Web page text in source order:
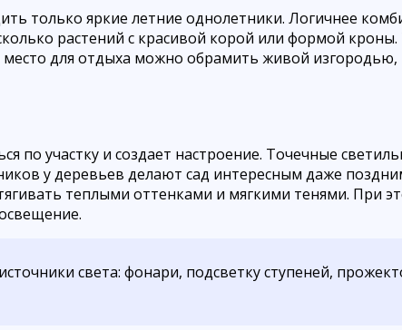
только яркие летние однолетники. Логичнее
растений с красивой корой или формой
для отдыха можно обрамить живой
по участку и создает настроение. Точечные
у деревьев делают сад интересным даже
теплыми оттенками и мягкими тенями. При
света: фонари, подсветку ступеней,